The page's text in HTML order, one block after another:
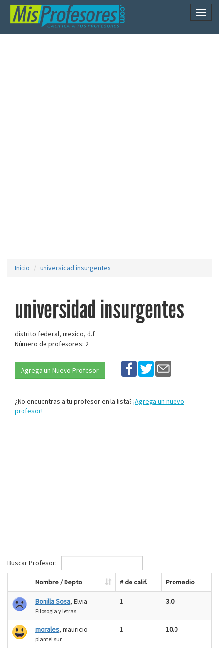
Inicio universidad insurgentes
universidad insurgentes
distrito federal, mexico, d.f
Número de profesores: 2
Agrega un Nuevo Profesor
¿No encuentras a tu profesor en la lista? ¡Agrega un nuevo
profesor!
Buscar Profesor:
Nombre / Depto # de calif. Promedio
Bonilla Sosa, Elvia
Filosogia y letras
1 3.0
morales, mauricio
plantel sur
1 10.0